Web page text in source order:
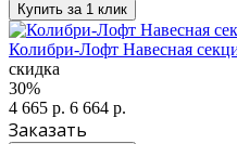
Купить за 1 клик
Колибри-Лофт Навесная
скидка
30%
4 665 р. 6 664 р.
Заказать